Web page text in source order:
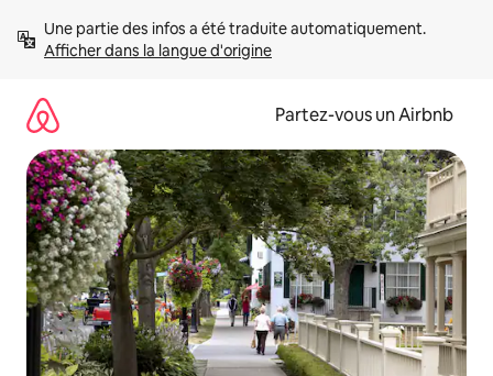
directement
Afficher dans la langue d'origine
Partez-vous un Airbnb